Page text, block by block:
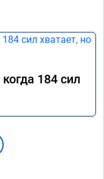
184 сил